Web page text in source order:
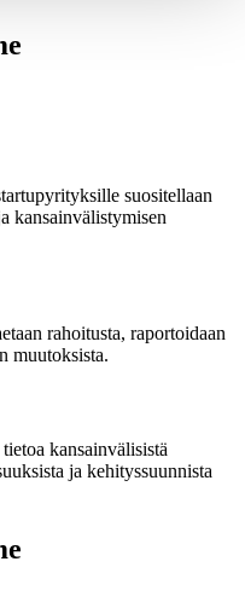
suositellaan
kansainvälistymisen
rahoitusta, raportoidaan
muutoksista.
kansainvälisistä
ja kehityssuunnista